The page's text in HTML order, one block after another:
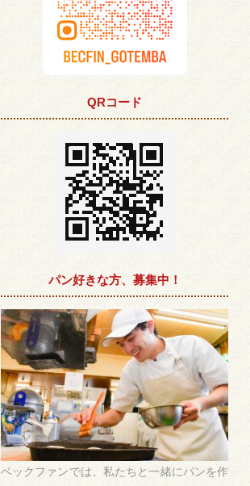
QRコード
パン好きな方、募集中！
ベックファンでは、私たちと一緒にパンを作